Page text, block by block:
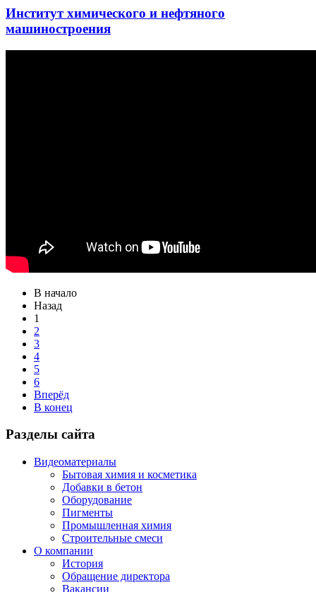
Институт химического и нефтяного
машиностроения
В начало
Назад
1
2
3
4
5
6
Вперёд
В конец
Разделы сайта
Видеоматериалы
Бытовая химия и косметика
Добавки в бетон
Оборудование
Пигменты
Промышленная химия
Строительные смеси
О компании
История
Обращение директора
Вакансии